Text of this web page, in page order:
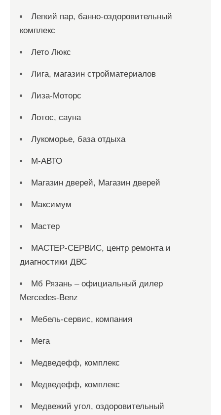
Легкий пар, банно-оздоровительный
комплекс
Лето Люкс
Лига, магазин стройматериалов
Лиза-Моторс
Лотос, сауна
Лукоморье, база отдыха
М-АВТО
Магазин дверей, Магазин дверей
Максимум
Мастер
МАСТЕР-СЕРВИС, центр ремонта и
диагностики ДВС
Мб Рязань – официальный дилер
Mercedes-Benz
Мебель-сервис, компания
Мега
Медведефф, комплекс
Медведефф, комплекс
Медвежий угол, оздоровительный